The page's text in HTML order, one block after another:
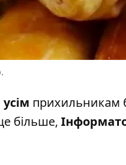
прихильникам
більше,